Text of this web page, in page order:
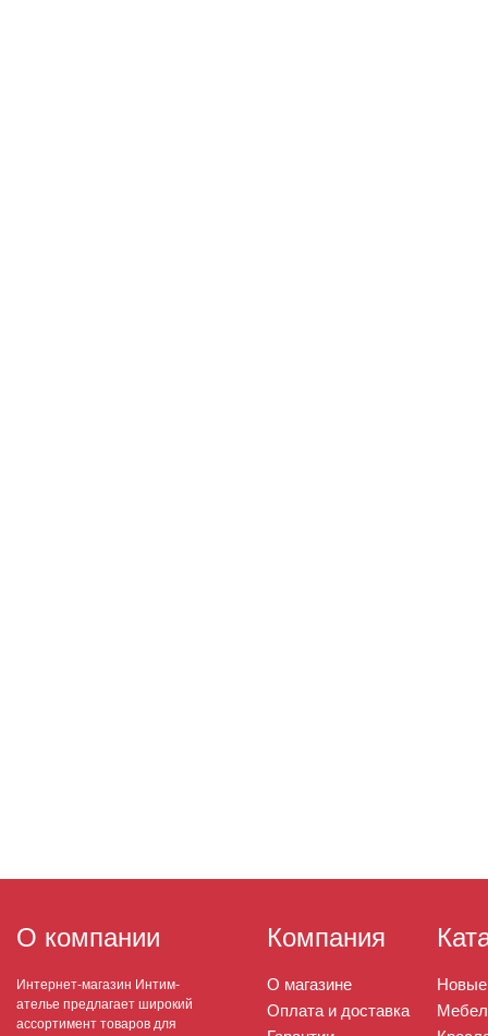
О компании
Интернет-магазин Интим-
ателье предлагает широкий
ассортимент товаров для
Компания
О магазине
Оплата и доставка
Новые